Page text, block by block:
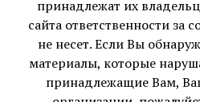
принадлежат их
сайта ответственности за
не несет. Если Вы
материалы, которые
принадлежащие Вам,